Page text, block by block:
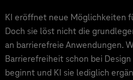
KI eröffnet neue Möglichkeiten
Doch sie löst nicht die
an barrierefreie Anwendungen.
Barrierefreiheit schon bei
beginnt und KI sie lediglich